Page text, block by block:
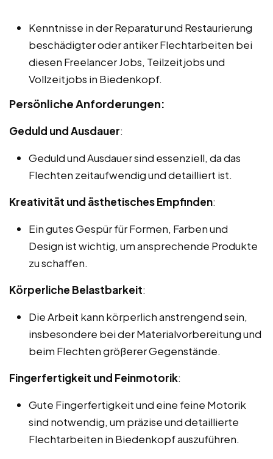
Kenntnisse in der Reparatur und Restaurierung
beschädigter oder antiker Flechtarbeiten bei
diesen Freelancer Jobs, Teilzeitjobs und
Vollzeitjobs in Biedenkopf.
Persönliche Anforderungen:
Geduld und Ausdauer:
Geduld und Ausdauer sind essenziell, da das
Flechten zeitaufwendig und detailliert ist.
Kreativität und ästhetisches Empfinden:
Ein gutes Gespür für Formen, Farben und
Design ist wichtig, um ansprechende Produkte
zu schaffen.
Körperliche Belastbarkeit:
Die Arbeit kann körperlich anstrengend sein,
insbesondere bei der Materialvorbereitung und
beim Flechten größerer Gegenstände.
Fingerfertigkeit und Feinmotorik:
Gute Fingerfertigkeit und eine feine Motorik
sind notwendig, um präzise und detaillierte
Flechtarbeiten in Biedenkopf auszuführen.